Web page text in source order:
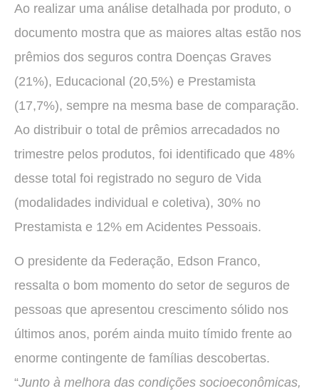
Ao realizar uma análise detalhada por produto, o
documento mostra que as maiores altas estão nos
prêmios dos seguros contra Doenças Graves
(21%), Educacional (20,5%) e Prestamista
(17,7%), sempre na mesma base de comparação.
Ao distribuir o total de prêmios arrecadados no
trimestre pelos produtos, foi identificado que 48%
desse total foi registrado no seguro de Vida
(modalidades individual e coletiva), 30% no
Prestamista e 12% em Acidentes Pessoais.
O presidente da Federação, Edson Franco,
ressalta o bom momento do setor de seguros de
pessoas que apresentou crescimento sólido nos
últimos anos, porém ainda muito tímido frente ao
enorme contingente de famílias descobertas.
“Junto à melhora das condições socioeconômicas,